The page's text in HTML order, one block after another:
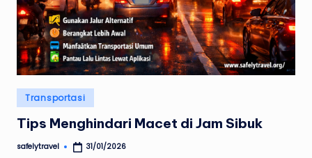
Posted
in
Transportasi
Tips Menghindari Macet di Jam Sibuk
Posted
safelytravel 31/01/2026